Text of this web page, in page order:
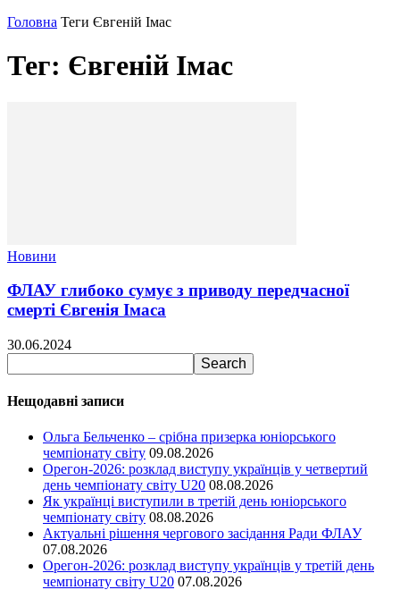
Головна Теги Євгеній Імас
Тег: Євгеній Імас
Новини
ФЛАУ глибоко сумує з приводу передчасної
смерті Євгенія Імаса
30.06.2024
Нещодавні записи
Ольга Бельченко – срібна призерка юніорського
чемпіонату світу 09.08.2026
Орегон-2026: розклад виступу українців у четвертий
день чемпіонату світу U20 08.08.2026
Як українці виступили в третій день юніорського
чемпіонату світу 08.08.2026
Актуальні рішення чергового засідання Ради ФЛАУ
07.08.2026
Орегон-2026: розклад виступу українців у третій день
чемпіонату світу U20 07.08.2026